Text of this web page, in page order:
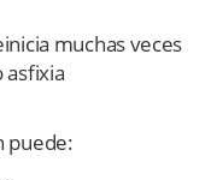
muchas veces
asfixia
puede: